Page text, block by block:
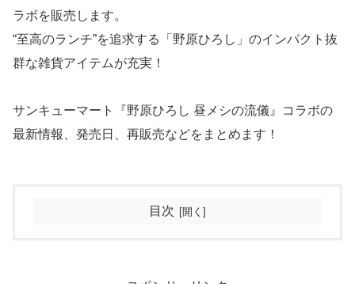
ラボを販売します。
“至高のランチ”を追求する「野原ひろし」のインパクト抜
群な雑貨アイテムが充実！
サンキューマート『野原ひろし 昼メシの流儀』コラボの
最新情報、発売日、再販売などをまとめます！
目次